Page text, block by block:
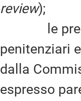
review);
le
penitenziari
dalla
espresso